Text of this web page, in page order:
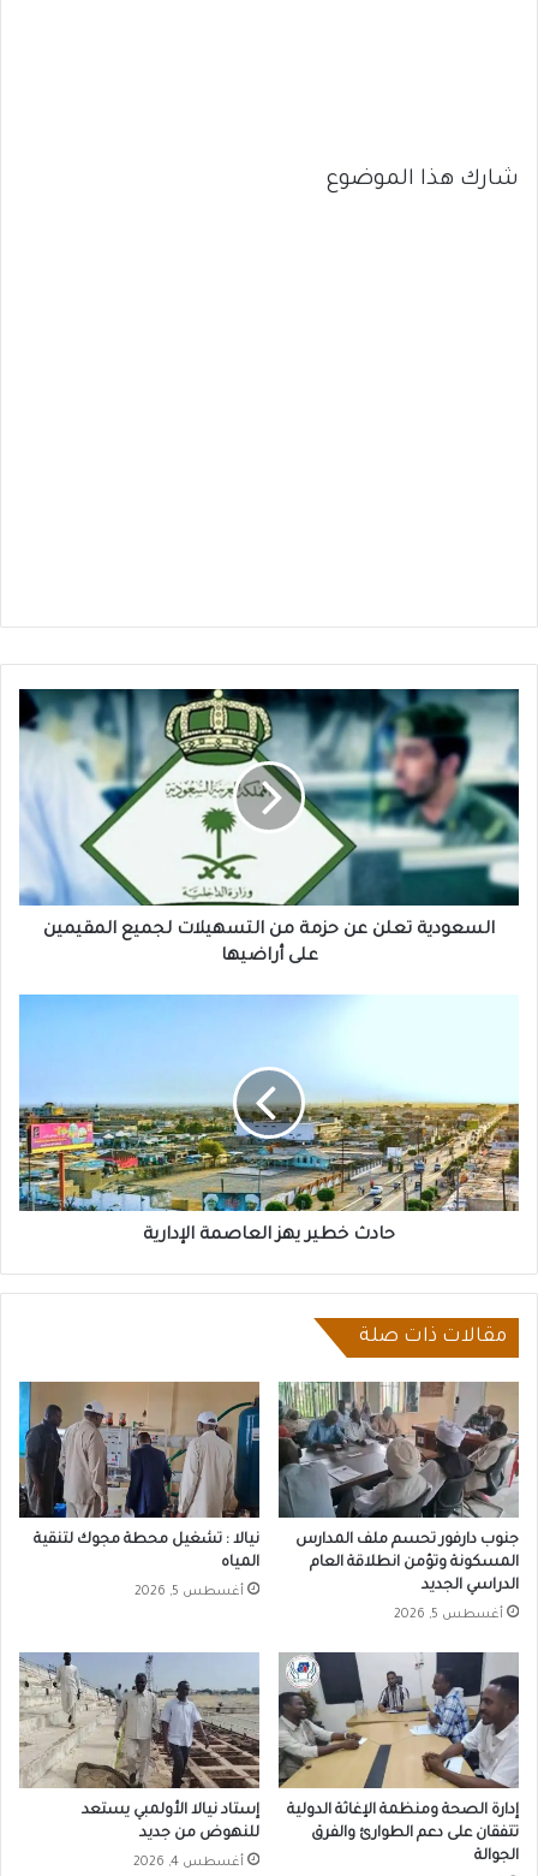
شارك هذا الموضوع
السعودية
تعلن
عن
حزمة
من
التسهيلات
لجميع
المقيمين
على
أراضيها
السعودية تعلن عن حزمة من التسهيلات لجميع المقيمين
على أراضيها
الإدارية
حادث خطير يهز العاصمة الإدارية
مقالات ذات صلة
جنوب دارفور تحسم ملف المدارس
المسكونة وتؤمن انطلاقة العام
الدراسي الجديد
أغسطس 5, 2026
نيالا : تشغيل محطة مجوك لتنقية
المياه
أغسطس 5, 2026
إدارة الصحة ومنظمة الإغاثة الدولية
تتفقان على دعم الطوارئ والفرق
الجوالة
إستاد نيالا الأولمبي يستعد
للنهوض من جديد
أغسطس 4, 2026